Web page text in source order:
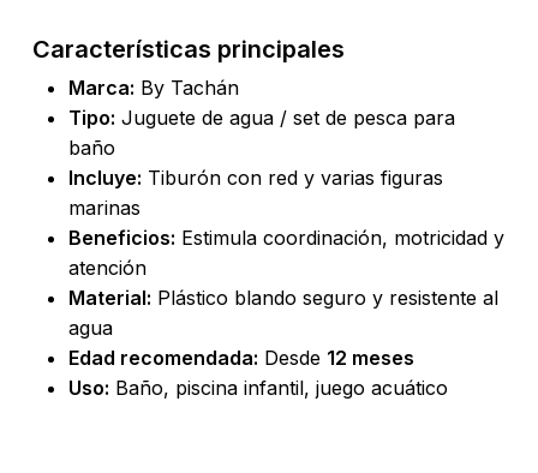
Características principales
Marca: By Tachán
Tipo: Juguete de agua / set de pesca para
baño
Incluye: Tiburón con red y varias figuras
marinas
Beneficios: Estimula coordinación, motricidad y
atención
Material: Plástico blando seguro y resistente al
agua
Edad recomendada: Desde 12 meses
Uso: Baño, piscina infantil, juego acuático